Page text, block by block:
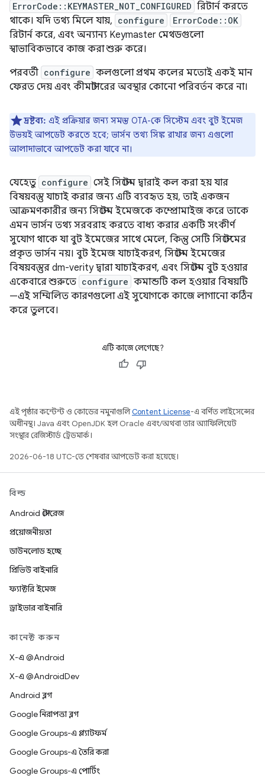
ErrorCode::KEYMASTER_NOT_CONFIGURED রিটার্ন করতে
থাকে। যদি তথ্য মিলে যায়, configure ErrorCode::OK
রিটার্ন করে, এবং অন্যান্য Keymaster মেথডগুলো
স্বাভাবিকভাবে কাজ করা শুরু করে।
পরবর্তী configure কলগুলো প্রথম কলের মতোই একই মান
ফেরত দেয় এবং কীমাস্টারের অবস্থার কোনো পরিবর্তন করে না।
দ্রষ্টব্য: এই প্রক্রিয়ার জন্য সমস্ত OTA-কে সিস্টেম এবং বুট ইমেজ
উভয়ই আপডেট করতে হবে; ভার্সন তথ্য সিঙ্ক রাখার জন্য এগুলো
আলাদাভাবে আপডেট করা যাবে না।
যেহেতু configure সেই সিস্টেম দ্বারাই কল করা হয় যার
বিষয়বস্তু যাচাই করার জন্য এটি ব্যবহৃত হয়, তাই একজন
আক্রমণকারীর জন্য সিস্টেম ইমেজকে কম্প্রোমাইজ করে তাকে
এমন ভার্সন তথ্য সরবরাহ করতে বাধ্য করার একটি সংকীর্ণ
সুযোগ থাকে যা বুট ইমেজের সাথে মেলে, কিন্তু সেটি সিস্টেমের
প্রকৃত ভার্সন নয়। বুট ইমেজ যাচাইকরণ, সিস্টেম ইমেজের
বিষয়বস্তুর dm-verity দ্বারা যাচাইকরণ, এবং সিস্টেম বুট হওয়ার
একেবারে শুরুতে configure কমান্ডটি কল হওয়ার বিষয়টি
—এই সম্মিলিত কারণগুলো এই সুযোগকে কাজে লাগানো কঠিন
করে তুলবে।
এটি কাজে লেগেছে?
এই পৃষ্ঠার কন্টেন্ট ও কোডের নমুনাগুলিContent License-এ বর্ণিত লাইসেন্সের
অধীনস্থ। Java এবং OpenJDK হল Oracle এবং/অথবা তার অ্যাফিলিয়েট
সংস্থার রেজিস্টার্ড ট্রেডমার্ক।
2026-06-18 UTC-তে শেষবার আপডেট করা হয়েছে।
বিল্ড
Android স্টোরেজ
প্রয়োজনীয়তা
ডাউনলোড হচ্ছে
প্রিভিউ বাইনারি
ফ্যাক্টরি ইমেজ
ড্রাইভার বাইনারি
কানেক্ট করুন
X-এ @Android
X-এ @AndroidDev
Android ব্লগ
Google নিরাপত্তা ব্লগ
Google Groups-এ প্ল্যাটফর্ম
Google Groups-এ তৈরি করা
Google Groups-এ পোর্টিং